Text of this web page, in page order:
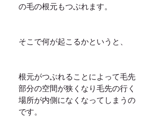
の毛の根元もつぶれます。
そこで何が起こるかというと、
根元がつぶれることによって毛先
部分の空間が狭くなり毛先の行く
場所が内側になくなってしまうの
です。